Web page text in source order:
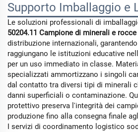
Supporto Imballaggio e
Le soluzioni professionali di
50204.11 Campione di minerali e rocce
distribuzione internazionali,
raggiungano le istituzioni educative
per un uso immediato in classe.
specializzati ammortizzano i singoli
dal contatto tra diversi tipi di minerali
danni superficiali o contaminazione.
protettivo preserva l'integrità dei
produzione fino alla consegna finale
I servizi di coordinamento logistico